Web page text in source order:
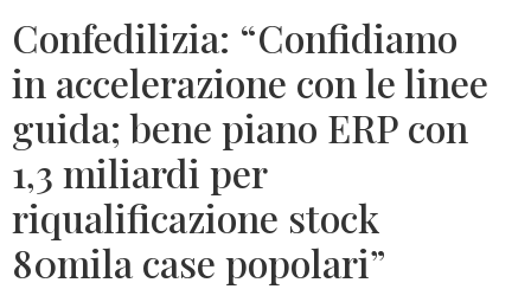
Confedilizia: “Confidiamo
in accelerazione con le linee
guida; bene piano ERP con
1,3 miliardi per
riqualificazione stock
80mila case popolari”